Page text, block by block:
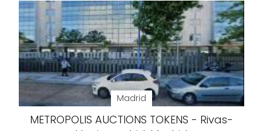
Madrid
METROPOLIS AUCTIONS TOKENS - Rivas-